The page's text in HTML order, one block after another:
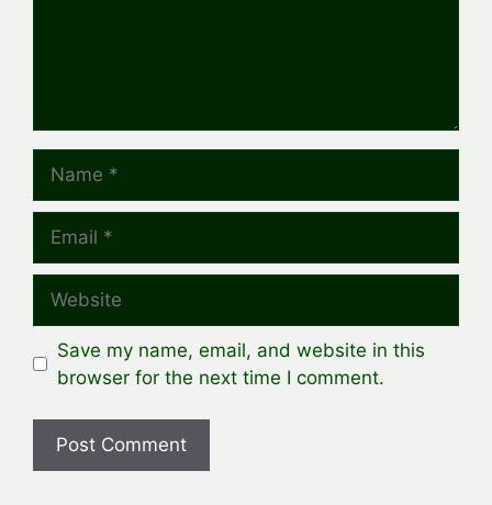
Save my name, email, and website in this
browser for the next time I comment.